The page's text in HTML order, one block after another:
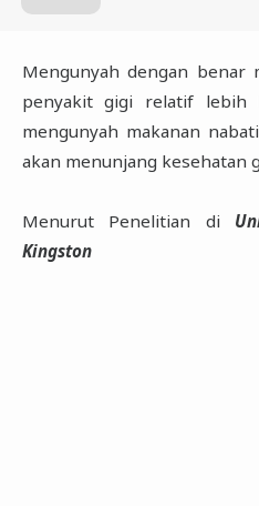
Mengunyah dengan benar
penyakit gigi relatif lebih
mengunyah makanan
akan menunjang kesehatan
Menurut Penelitian di
Kingston